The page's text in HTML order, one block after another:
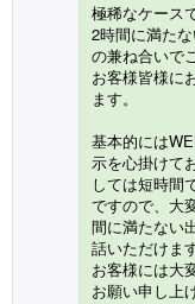
極稀なケース
2時間に満た
の兼ね合いで
お客様皆様に
ます。
基本的には
示を心掛けて
しては短時間
ですので、大
間に満たない
話いただけま
お客様には大
お願い申し上